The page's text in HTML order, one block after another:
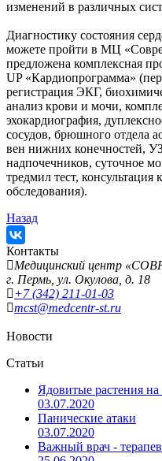
изменений в различных
Диагностику состояния
можете пройти в МЦ
предложена комплексная
UP «Кардиопрограмма»
регистрация ЭКГ,
анализ крови и мочи,
эхокардиография,
сосудов, брюшного отдела
вен нижних конечностей,
надпочечников, суточное
тредмил тест, консультация
обследования).
Назад
Контакты
Медицинский центр
г. Пермь, ул. Окулова, д. 18
+7 (342) 211-01-03
mcst@medcentr-st.ru
Новости
Статьи
Ядовитые растения
03.07.2020
Панические атаки
03.07.2020
Важный врач -